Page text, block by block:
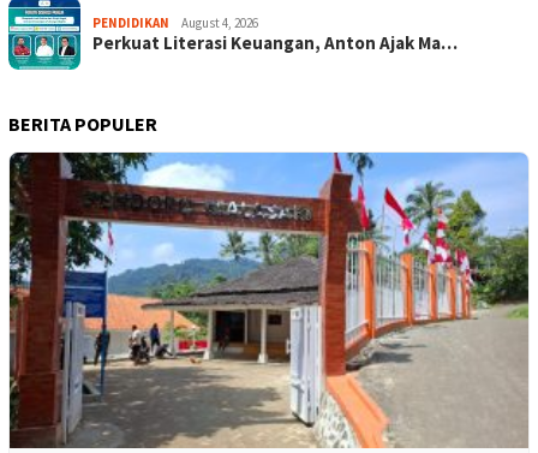
PENDIDIKAN August 4, 2026
Perkuat Literasi Keuangan, Anton Ajak Ma…
BERITA POPULER